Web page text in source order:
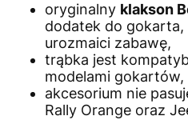
oryginalny klakson
dodatek do
urozmaici zabawę,
trąbka jest
modelami gokartów,
akcesorium nie
Rally Orange oraz